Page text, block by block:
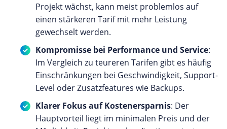
Projekt wächst, kann meist problemlos auf
einen stärkeren Tarif mit mehr Leistung
gewechselt werden.
Kompromisse bei Performance und Service:
Im Vergleich zu teureren Tarifen gibt es häufig
Einschränkungen bei Geschwindigkeit, Support-
Level oder Zusatzfeatures wie Backups.
Klarer Fokus auf Kostenersparnis: Der
Hauptvorteil liegt im minimalen Preis und der